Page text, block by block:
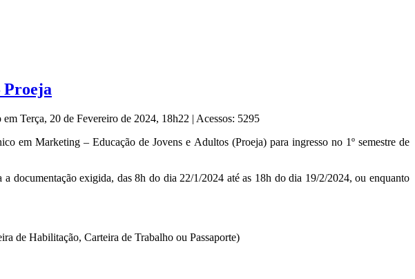
Proeja
Terça, 20 de Fevereiro de 2024, 18h22 | Acessos: 5295
em Marketing – Educação de Jovens e Adultos (Proeja) para ingresso no 1º semestre de
documentação exigida, das 8h do dia 22/1/2024 até as 18h do dia 19/2/2024, ou enquanto
de Habilitação, Carteira de Trabalho ou Passaporte)